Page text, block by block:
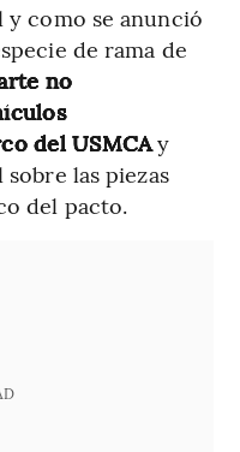
y como se anunció
de rama de
no
del USMCAy
las piezas
del pacto.